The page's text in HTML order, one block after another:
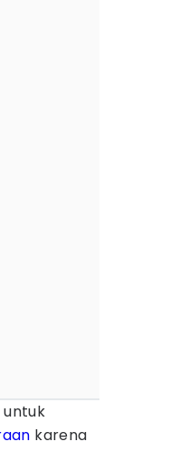
untuk
karena